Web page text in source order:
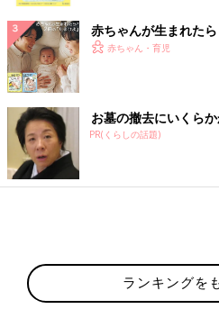
赤ちゃんが生まれた
赤ちゃん・育児
お墓の撤去にいくら
PR(くらしの話題)
ランキングを